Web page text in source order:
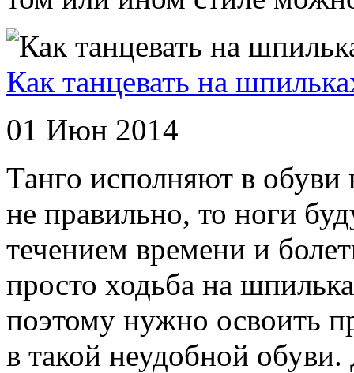
Как танцевать на
01 Июн 2014
Танго исполняют в обуви
не правильно, то ноги
течением времени и
просто ходьба на
поэтому нужно освоить
в такой неудобной